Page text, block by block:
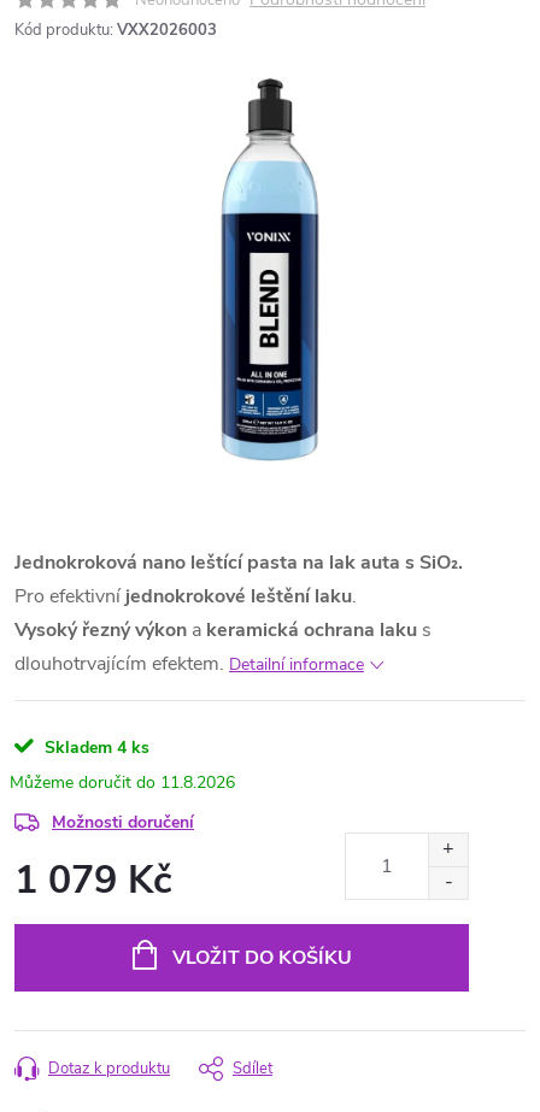
Kód produktu: VXX2026003
Jednokroková nano leštící pasta na lak auta s SiO₂.
Pro efektivní jednokrokové leštění laku.
Vysoký řezný výkon a keramická ochrana laku s
dlouhotrvajícím efektem. Detailní informace
Skladem 4 ks
11.8.2026
Možnosti doručení
1 079 Kč
VLOŽIT DO KOŠÍKU
Dotaz k produktu Sdílet